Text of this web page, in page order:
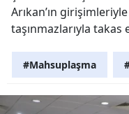
Arıkan’ın
taşınmazlarıyla takas
#Mahsuplaşma